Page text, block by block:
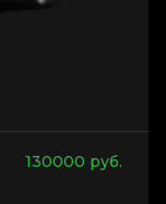
130000 руб.